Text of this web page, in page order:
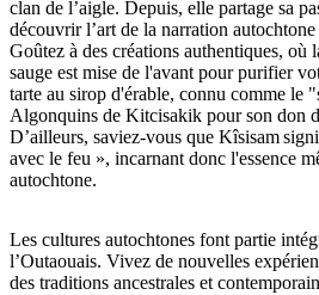
clan de l’aigle. Depuis, elle partage sa
découvrir l’art de la narration
Goûtez à des créations authentiques, où
sauge est mise de l'avant pour purifier
tarte au sirop d'érable, connu comme le
Algonquins de Kitcisakik pour son don
D’ailleurs, saviez-vous que Kîsisam
avec le feu », incarnant donc l'essence
autochtone.
Les cultures autochtones font partie
l’Outaouais. Vivez de nouvelles
des traditions ancestrales et